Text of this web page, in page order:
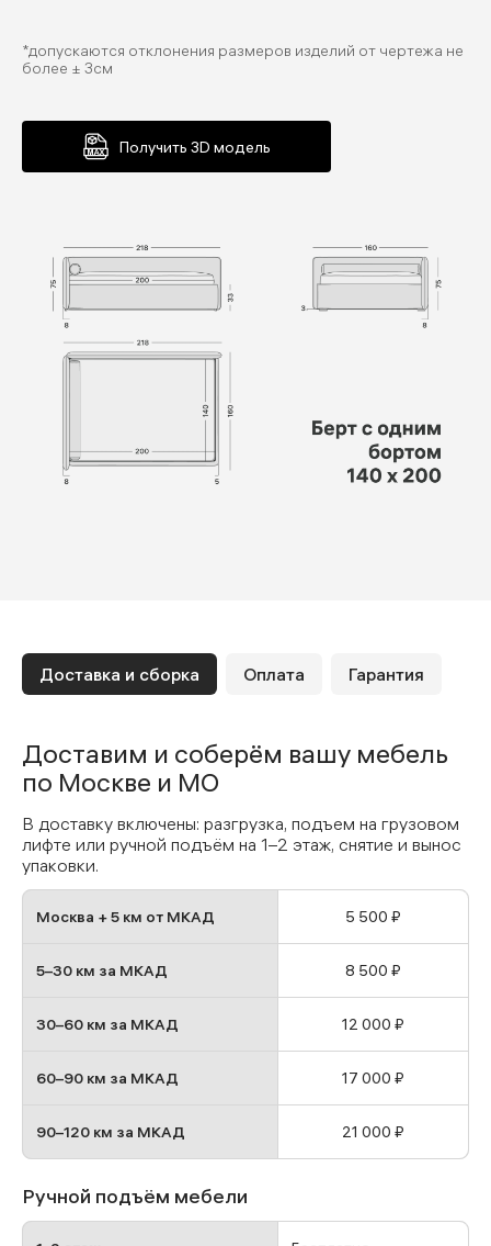
*допускаются отклонения размеров изделий от чертежа не
более ± 3см
Получить 3D модель
Доставка и сборка Оплата Гарантия
Доставим и соберём вашу мебель
по Москве и МО
В доставку включены: разгрузка, подъем на грузовом
лифте или ручной подъём на 1–2 этаж, снятие и вынос
упаковки.
Москва + 5 км от МКАД
5–30 км за МКАД
30–60 км за МКАД
60–90 км за МКАД
90–120 км за МКАД
5 500 ₽
8 500 ₽
12 000 ₽
17 000 ₽
21 000 ₽
Ручной подъём мебели